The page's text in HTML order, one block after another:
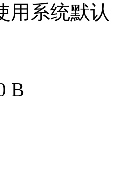
用系统默认
B